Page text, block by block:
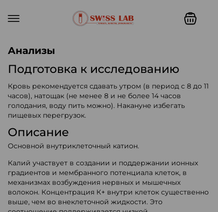
Анализы
Подготовка к исследованию
Кровь рекомендуется сдавать утром (в период с 8 до 11
часов), натощак (не менее 8 и не более 14 часов
голодания, воду пить можно). Накануне избегать
пищевых перегрузок.
Описание
Основной внутриклеточный катион.
Калий участвует в создании и поддержании ионных
градиентов и мембранного потенциала клеток, в
механизмах возбуждения нервных и мышечных
волокон. Концентрация К+ внутри клеток существенно
выше, чем во внеклеточной жидкости. Это